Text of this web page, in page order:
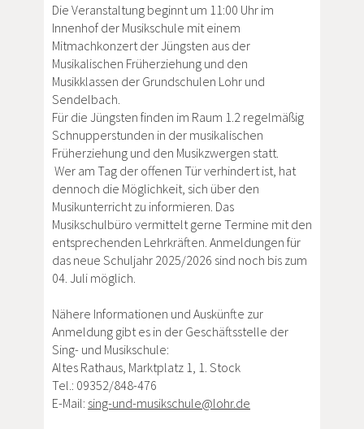
Die Veranstaltung beginnt um 11:00 Uhr im
Innenhof der Musikschule mit einem
Mitmachkonzert der Jüngsten aus der
Musikalischen Früherziehung und den
Musikklassen der Grundschulen Lohr und
Sendelbach.
Für die Jüngsten finden im Raum 1.2 regelmäßig
Schnupperstunden in der musikalischen
Früherziehung und den Musikzwergen statt.
Wer am Tag der offenen Tür verhindert ist, hat
dennoch die Möglichkeit, sich über den
Musikunterricht zu informieren. Das
Musikschulbüro vermittelt gerne Termine mit den
entsprechenden Lehrkräften. Anmeldungen für
das neue Schuljahr 2025/2026 sind noch bis zum
04. Juli möglich.
Nähere Informationen und Auskünfte zur
Anmeldung gibt es in der Geschäftsstelle der
Sing- und Musikschule:
Altes Rathaus, Marktplatz 1, 1. Stock
Tel.: 09352/848-476
E-Mail: sing-und-musikschule@lohr.de